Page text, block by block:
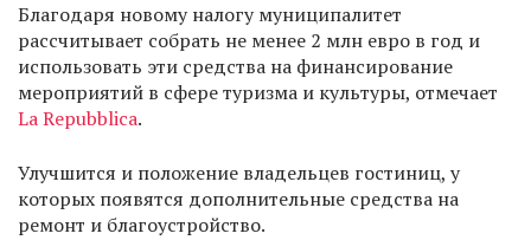
Благодаря новому налогу муниципалитет
рассчитывает собрать не менее 2 млн евро в год и
использовать эти средства на финансирование
мероприятий в сфере туризма и культуры, отмечает
La Repubblica.
Улучшится и положение владельцев гостиниц, у
которых появятся дополнительные средства на
ремонт и благоустройство.